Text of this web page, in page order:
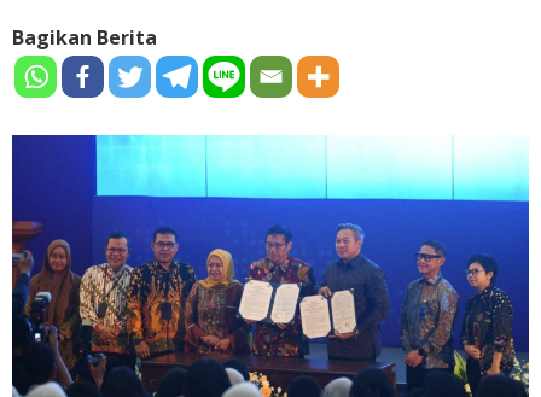
Bagikan Berita